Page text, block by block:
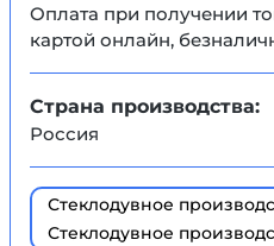
Оплата при получении
картой онлайн,
Страна производства:
Россия
Стеклодувное
Стеклодувное